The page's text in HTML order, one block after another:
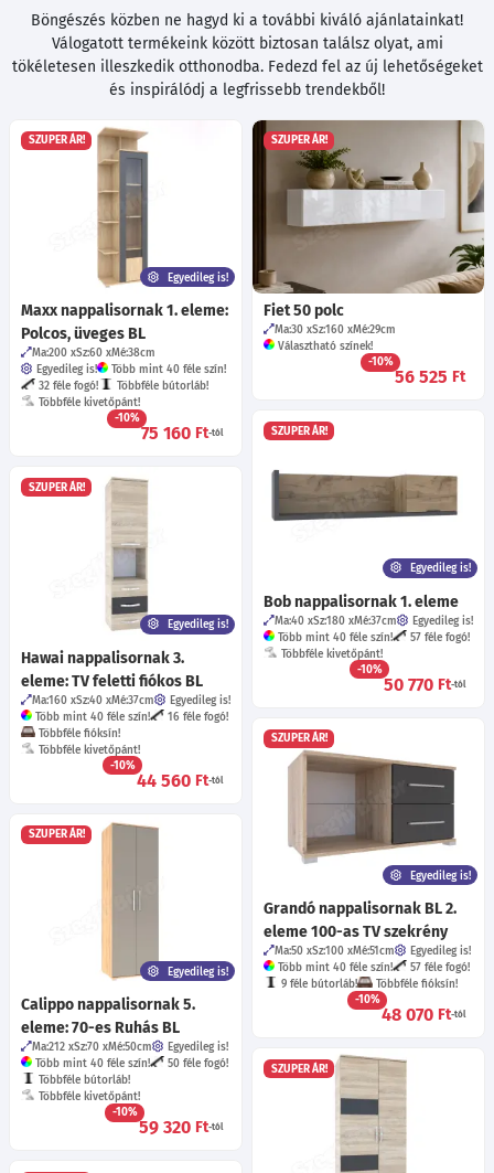
Böngészés közben ne hagyd ki a további kiváló ajánlatainkat!
Válogatott termékeink között biztosan találsz olyat, ami
tökéletesen illeszkedik otthonodba. Fedezd fel az új lehetőségeket
és inspirálódj a legfrissebb trendekből!
SZUPER ÁR!
Egyedileg is!
Maxx nappalisornak 1. eleme:
Polcos, üveges BL
Ma:200 Sz:60 Mé:38cm
Egyedileg is!
Több mint 40 féle szín!
32 féle fogó!
Többféle bútorláb!
Többféle kivetőpánt!
-10%
75 160 Ft-tól
SZUPER ÁR!
Fiet 50 polc
Ma:30 Sz:160 Mé:29cm
Választható színek!
-10%
56 525 Ft
SZUPER ÁR!
Egyedileg is!
Bob nappalisornak 1. eleme
Ma:40 Sz:180 Mé:37cm
Egyedileg is!
Több mint 40 féle szín!
57 féle fogó!
Többféle kivetőpánt!
-10%
50 770 Ft-tól
SZUPER ÁR!
Egyedileg is!
Hawai nappalisornak 3.
eleme: TV feletti fiókos BL
Ma:160 Sz:40 Mé:37cm
Egyedileg is!
Több mint 40 féle szín!
16 féle fogó!
Többféle fióksín!
Többféle kivetőpánt!
-10%
44 560 Ft-tól
SZUPER ÁR!
Egyedileg is!
Grandó nappalisornak BL 2.
eleme 100-as TV szekrény
Ma:50 Sz:100 Mé:51cm
Egyedileg is!
Több mint 40 féle szín!
57 féle fogó!
9 féle bútorláb!
Többféle fióksín!
-10%
48 070 Ft-tól
SZUPER ÁR!
Egyedileg is!
Calippo nappalisornak 5.
eleme: 70-es Ruhás BL
Ma:212 Sz:70 Mé:50cm
Egyedileg is!
Több mint 40 féle szín!
50 féle fogó!
Többféle bútorláb!
Többféle kivetőpánt!
-10%
59 320 Ft-tól
SZUPER ÁR!